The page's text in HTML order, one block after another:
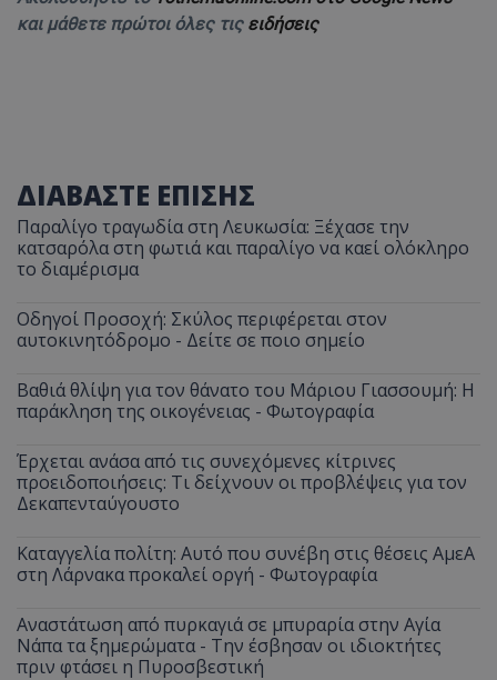
και μάθετε πρώτοι όλες τις ειδήσεις
ΔΙΑΒΑΣΤΕ ΕΠΙΣΗΣ
Παραλίγο τραγωδία στη Λευκωσία: Ξέχασε την
κατσαρόλα στη φωτιά και παραλίγο να καεί ολόκληρο
το διαμέρισμα
Οδηγοί Προσοχή: Σκύλος περιφέρεται στον
αυτοκινητόδρομο - Δείτε σε ποιο σημείο
Βαθιά θλίψη για τον θάνατο του Μάριου Γιασσουμή: Η
παράκληση της οικογένειας - Φωτογραφία
Έρχεται ανάσα από τις συνεχόμενες κίτρινες
προειδοποιήσεις: Τι δείχνουν οι προβλέψεις για τον
Δεκαπενταύγουστο
Καταγγελία πολίτη: Αυτό που συνέβη στις θέσεις ΑμεΑ
στη Λάρνακα προκαλεί οργή - Φωτογραφία
Αναστάτωση από πυρκαγιά σε μπυραρία στην Αγία
Νάπα τα ξημερώματα - Την έσβησαν οι ιδιοκτήτες
πριν φτάσει η Πυροσβεστική